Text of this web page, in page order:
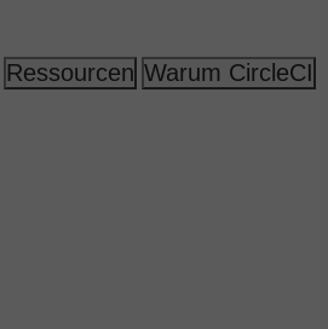
Ressourcen Warum CircleCI